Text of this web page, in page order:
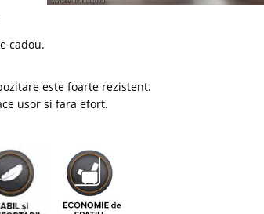
cadou.
este foarte rezistent.
usor si fara efort.